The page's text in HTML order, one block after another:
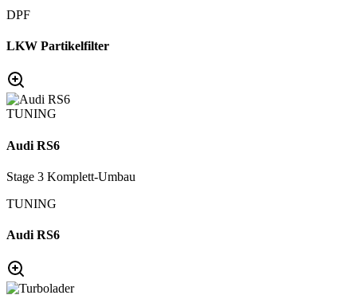
DPF
LKW Partikelfilter
TUNING
Audi RS6
Stage 3 Komplett-Umbau
TUNING
Audi RS6